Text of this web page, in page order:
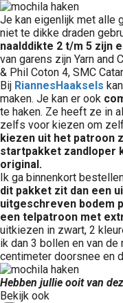
Je kan eigenlijk met alle
niet te dikke draden
naalddikte 2 t/m 5 zijn
van garens zijn Yarn and
& Phil Coton 4, SMC
Bij RiannesHaaksels
maken. Je kan er ook
te haken. Ze heeft ze in
zelfs voor kiezen om
kiezen uit het patroon
startpakket zandloper
original.
Ik ga binnenkort
dit pakket zit dan een
uitgeschreven bodem
een telpatroon met
uitkiezen in zwart, 2
ik dan 3 bollen en van
centimeter doorsnee en
Hebben jullie ooit van
Bekijk ook